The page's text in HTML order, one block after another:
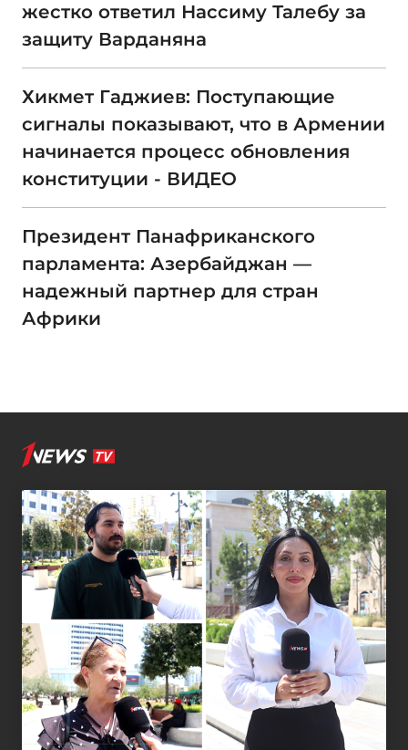
жестко ответил Нассиму Талебу за
защиту Варданяна
Хикмет Гаджиев: Поступающие
сигналы показывают, что в Армении
начинается процесс обновления
конституции - ВИДЕО
Президент Панафриканского
парламента: Азербайджан —
надежный партнер для стран
Африки